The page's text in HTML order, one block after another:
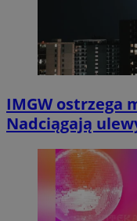
IMGW ostrzega
Nadciągają